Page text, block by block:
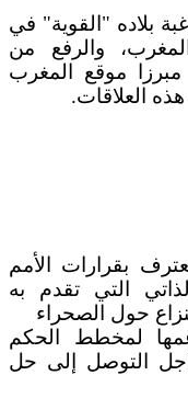
بلاده "القوية" في
والرفع من
مبرزا موقع المغرب
هذه العلاقات.
بقرارات الأمم
التي تقدم به
حول الصحراء
لمخطط الحكم
التوصل إلى حل